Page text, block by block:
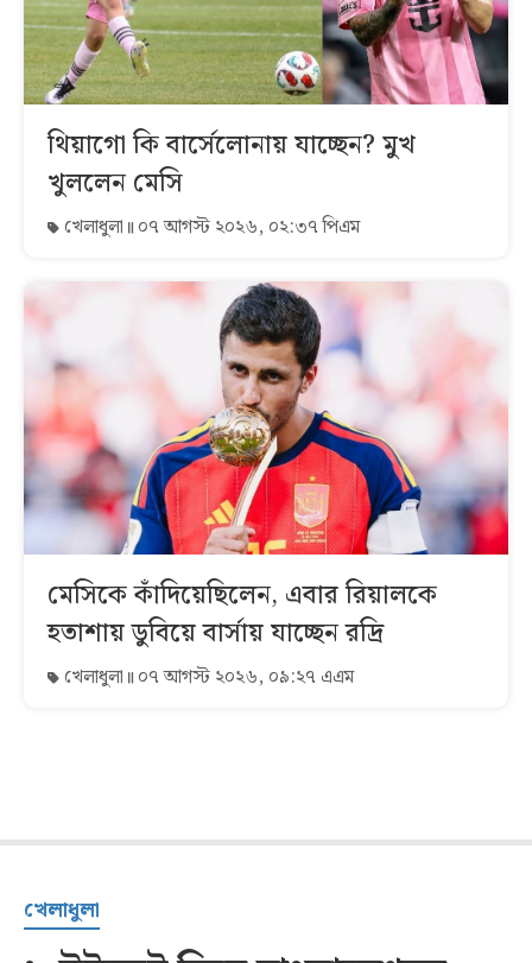
থিয়াগো কি বার্সেলোনায় যাচ্ছেন? মুখ
খুললেন মেসি
খেলাধুলা ০৭ আগস্ট ২০২৬, ০২:৩৭ পিএম
মেসিকে কাঁদিয়েছিলেন, এবার রিয়ালকে
হতাশায় ডুবিয়ে বার্সায় যাচ্ছেন রদ্রি
খেলাধুলা ০৭ আগস্ট ২০২৬, ০৯:২৭ এএম
খেলাধুলা